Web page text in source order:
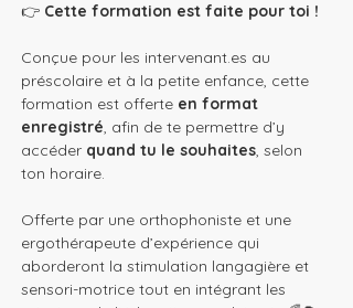
👉 Cette formation est faite pour toi !
Conçue pour les intervenant.es au
préscolaire et à la petite enfance, cette
formation est offerte en format
enregistré, afin de te permettre d’y
accéder quand tu le souhaites, selon
ton horaire.
Offerte par une orthophoniste et une
ergothérapeute d’expérience qui
aborderont la stimulation langagière et
sensori-motrice tout en intégrant les